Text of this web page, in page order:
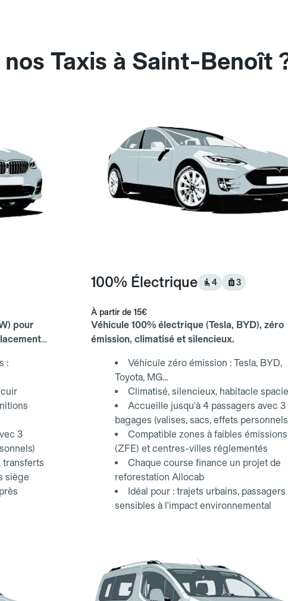
Taxis à Saint-Benoît
pour
:
3
transferts
siège
100% Électrique 4 3
À partir de 15€
Véhicule 100% électrique (Tesla, BYD), zéro
émission, climatisé et silencieux.
Véhicule zéro émission : Tesla, BYD,
Toyota, MG...
Climatisé, silencieux, habitacle
Accueille jusqu'à 4 passagers avec 3
bagages (valises, sacs, effets
Compatible zones à faibles émissions
(ZFE) et centres-villes réglementés
Chaque course finance un projet de
reforestation Allocab
Idéal pour : trajets urbains, passagers
sensibles à l'impact environnemental